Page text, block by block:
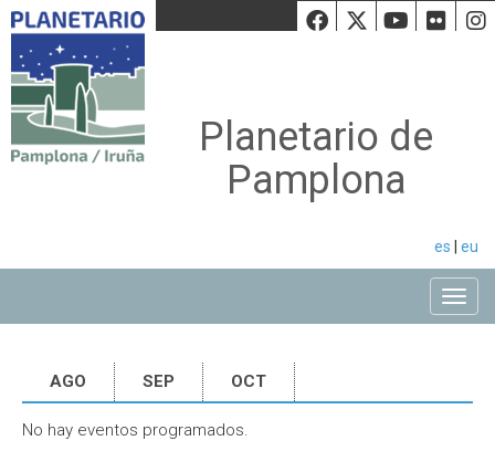
Facebook
Twiiter
Planetario de
Pamplona
es eu
AGO SEP OCT
No hay eventos programados.